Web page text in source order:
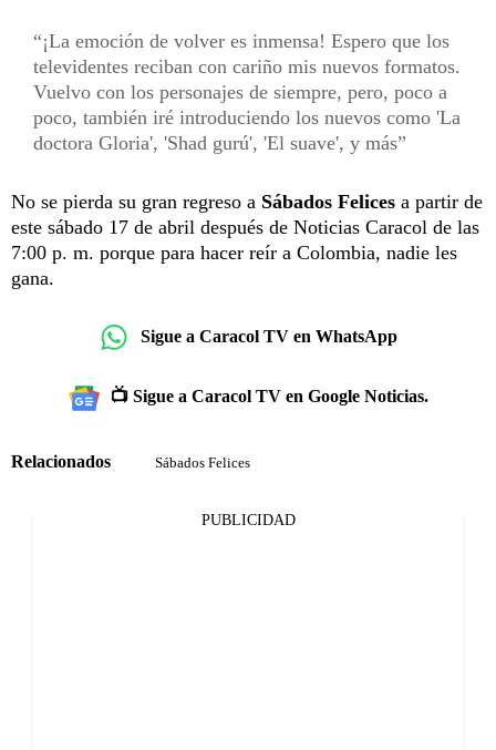
¡La emoción de volver es inmensa! Espero que los
televidentes reciban con cariño mis nuevos formatos.
Vuelvo con los personajes de siempre, pero, poco a
poco, también iré introduciendo los nuevos como 'La
doctora Gloria', 'Shad gurú', 'El suave', y más
No se pierda su gran regreso a Sábados Felices a partir de
este sábado 17 de abril después de Noticias Caracol de las
7:00 p. m. porque para hacer reír a Colombia, nadie les
gana.
Sigue a Caracol TV en WhatsApp
📺 Sigue a Caracol TV en Google Noticias.
Relacionados Sábados Felices
PUBLICIDAD